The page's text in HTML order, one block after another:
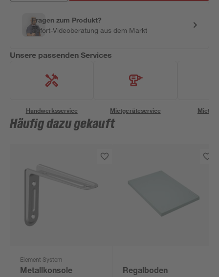
Fragen zum Produkt?
Sofort-Videoberatung aus dem Markt
Unsere passenden Services
Handwerksservice Mietgeräteservice
Häufig dazu gekauft
Element System
Metallkonsole
Regalboden